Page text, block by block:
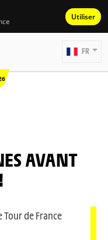
Utiliser
FR
de France